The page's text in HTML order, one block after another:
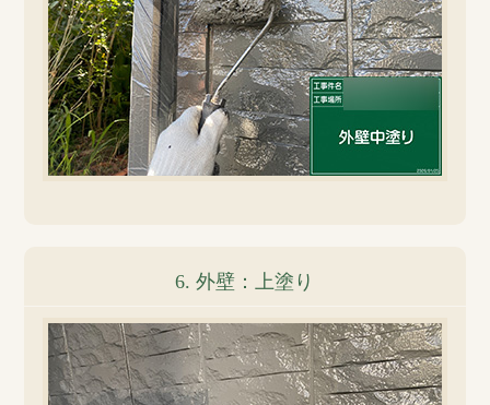
6. 外壁：上塗り